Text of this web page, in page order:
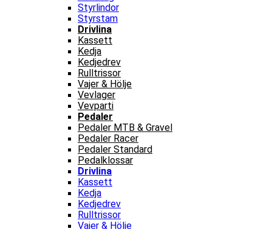
Styrlindor
Styrstam
Drivlina
Kassett
Kedja
Kedjedrev
Rulltrissor
Vajer & Hölje
Vevlager
Vevparti
Pedaler
Pedaler MTB & Gravel
Pedaler Racer
Pedaler Standard
Pedalklossar
Drivlina
Kassett
Kedja
Kedjedrev
Rulltrissor
Vajer & Hölje